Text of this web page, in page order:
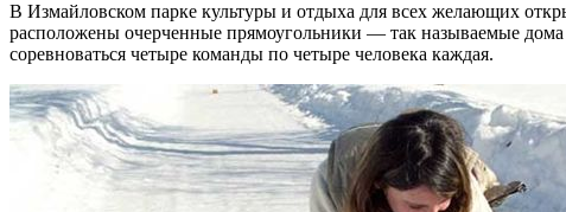
В Измайловском парке культуры и отдыха для всех желающих
расположены очерченные прямоугольники — так называемые
соревноваться четыре команды по четыре человека каждая.